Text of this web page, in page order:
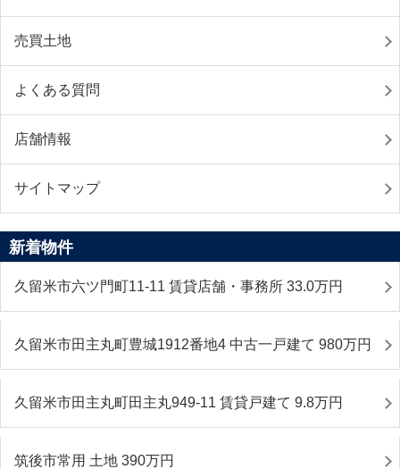
売買土地
よくある質問
店舗情報
サイトマップ
新着物件
久留米市六ツ門町11-11 賃貸店舗・事務所 33.0万円
久留米市田主丸町豊城1912番地4 中古一戸建て 980万円
久留米市田主丸町田主丸949-11 賃貸戸建て 9.8万円
筑後市常用 土地 390万円